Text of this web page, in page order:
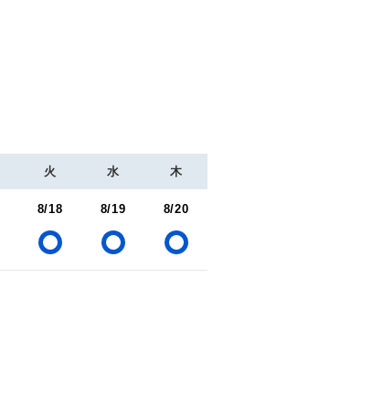
火 水 木
8/18 8/19 8/20